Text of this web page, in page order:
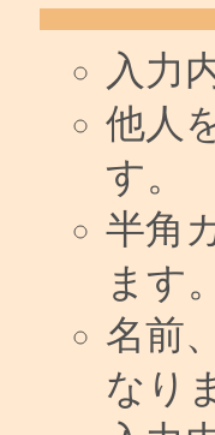
入力
他人
す。
半角
ます。
名前
なり